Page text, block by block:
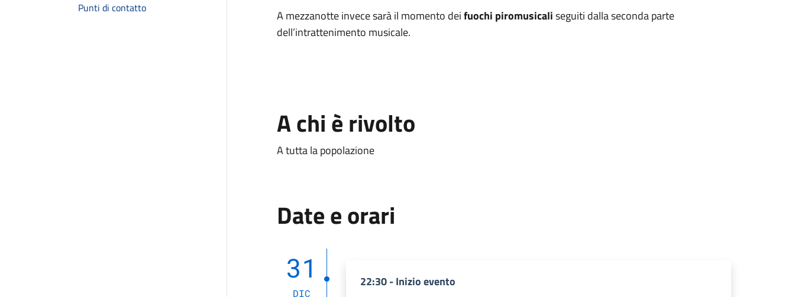
Punti di contatto
A mezzanotte invece sarà il momento deifuochi piromusicaliseguiti dalla seconda parte
dell’intrattenimento musicale.
A chi è rivolto
A tutta la popolazione
Date e orari
31
DIC
22:30 - Inizio evento